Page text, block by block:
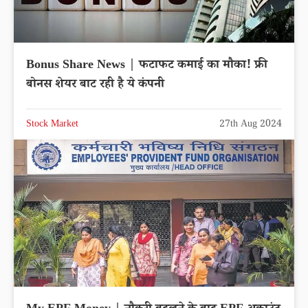
Bonus Share News | फटाफट कमाई का मौका! फ्री
बोनस शेयर बाट रही है ये कंपनी
Stock Market 27th Aug 2024